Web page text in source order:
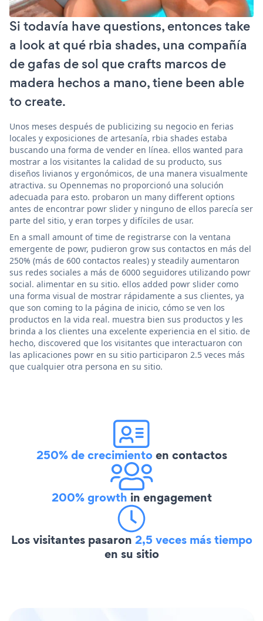
Si todavía have questions, entonces take
a look at qué rbia shades, una compañía
de gafas de sol que crafts marcos de
madera hechos a mano, tiene been able
to create.
Unos meses después de publicizing su negocio en ferias
locales y exposiciones de artesanía, rbia shades estaba
buscando una forma de vender en línea. ellos wanted para
mostrar a los visitantes la calidad de su producto, sus
diseños livianos y ergonómicos, de una manera visualmente
atractiva. su Opennemas no proporcionó una solución
adecuada para esto. probaron un many different options
antes de encontrar powr slider y ninguno de ellos parecía ser
parte del sitio, y eran torpes y difíciles de usar.
En a small amount of time de registrarse con la ventana
emergente de powr, pudieron grow sus contactos en más del
250% (más de 600 contactos reales) y steadily aumentaron
sus redes sociales a más de 6000 seguidores utilizando powr
social. alimentar en su sitio. ellos added powr slider como
una forma visual de mostrar rápidamente a sus clientes, ya
que son coming to la página de inicio, cómo se ven los
productos en la vida real. muestra bien sus productos y les
brinda a los clientes una excelente experiencia en el sitio. de
hecho, discovered que los visitantes que interactuaron con
las aplicaciones powr en su sitio participaron 2.5 veces más
que cualquier otra persona en su sitio.
250% de crecimientoen contactos
200% growth in engagement
Los visitantes pasaron 2,5 veces más tiempo
en su sitio